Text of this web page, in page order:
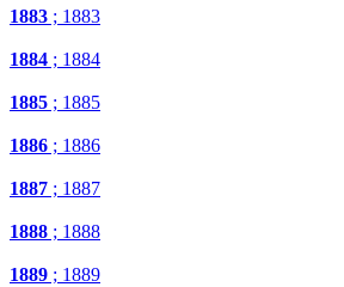
1883 ; 1883
1884 ; 1884
1885 ; 1885
1886 ; 1886
1887 ; 1887
1888 ; 1888
1889 ; 1889